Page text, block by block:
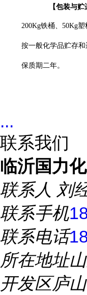
【包装与贮
200Kg铁桶、 50Kg塑
按一般化学品贮存和
保质期二年。
...
联系我们
临沂国力
联系人 刘
联系手机
联系电话
所在地址
开发区庐